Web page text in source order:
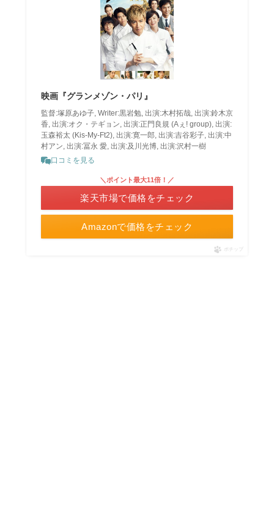
映画『グランメゾン・パリ』
監督:塚原あゆ子, Writer:黒岩勉, 出演:木村拓哉, 出演:鈴木京
香, 出演:オク・テギョン, 出演:正門良規 (Aぇ! group), 出演:
玉森裕太 (Kis-My-Ft2), 出演:寛一郎, 出演:吉谷彩子, 出演:中
村アン, 出演:冨永 愛, 出演:及川光博, 出演:沢村一樹
口コミを見る
Amazonで価格をチェック
＼ポイント最大11倍！／
楽天市場で価格をチェック
ポチップ